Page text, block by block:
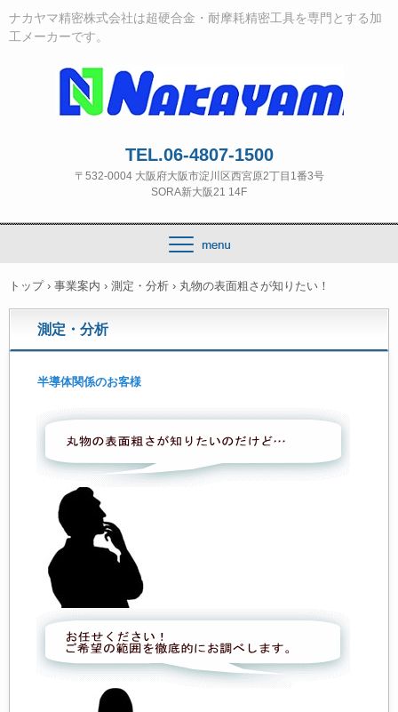
ナカヤマ精密株式会社は超硬合金・耐摩耗精密工具を専門とする加
工メーカーです。
TEL.06-4807-1500
〒532‐0004 大阪府大阪市淀川区西宮原2丁目1番3号
SORA新大阪21 14F
トップ › 事業案内 › 測定・分析 › 丸物の表面粗さが知りたい！
測定・分析
半導体関係のお客様